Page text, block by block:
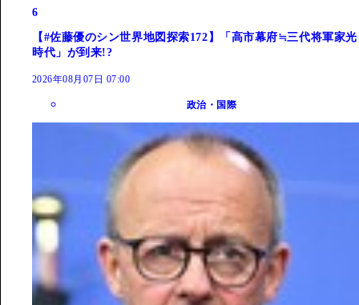
6
【#佐藤優のシン世界地図探索172】「高市幕府≒三代将軍家光
時代」が到来!?
2026年08月07日 07:00
政治・国際